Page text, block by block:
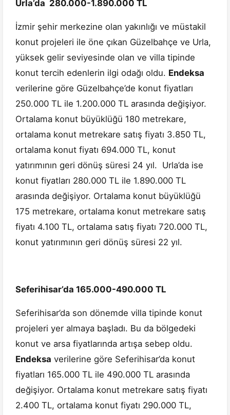
Urla’da 280.000-1.890.000 TL
İzmir şehir merkezine olan yakınlığı ve müstakil
konut projeleri ile öne çıkan Güzelbahçe ve Urla,
yüksek gelir seviyesinde olan ve villa tipinde
konut tercih edenlerin ilgi odağı oldu. Endeksa
verilerine göre Güzelbahçe’de konut fiyatları
250.000 TL ile 1.200.000 TL arasında değişiyor.
Ortalama konut büyüklüğü 180 metrekare,
ortalama konut metrekare satış fiyatı 3.850 TL,
ortalama konut fiyatı 694.000 TL, konut
yatırımının geri dönüş süresi 24 yıl. Urla’da ise
konut fiyatları 280.000 TL ile 1.890.000 TL
arasında değişiyor. Ortalama konut büyüklüğü
175 metrekare, ortalama konut metrekare satış
fiyatı 4.100 TL, ortalama satış fiyatı 720.000 TL,
konut yatırımının geri dönüş süresi 22 yıl.
Seferihisar’da 165.000-490.000 TL
Seferihisar’da son dönemde villa tipinde konut
projeleri yer almaya başladı. Bu da bölgedeki
konut ve arsa fiyatlarında artışa sebep oldu.
Endeksa verilerine göre Seferihisar’da konut
fiyatları 165.000 TL ile 490.000 TL arasında
değişiyor. Ortalama konut metrekare satış fiyatı
2.400 TL, ortalama konut fiyatı 290.000 TL,